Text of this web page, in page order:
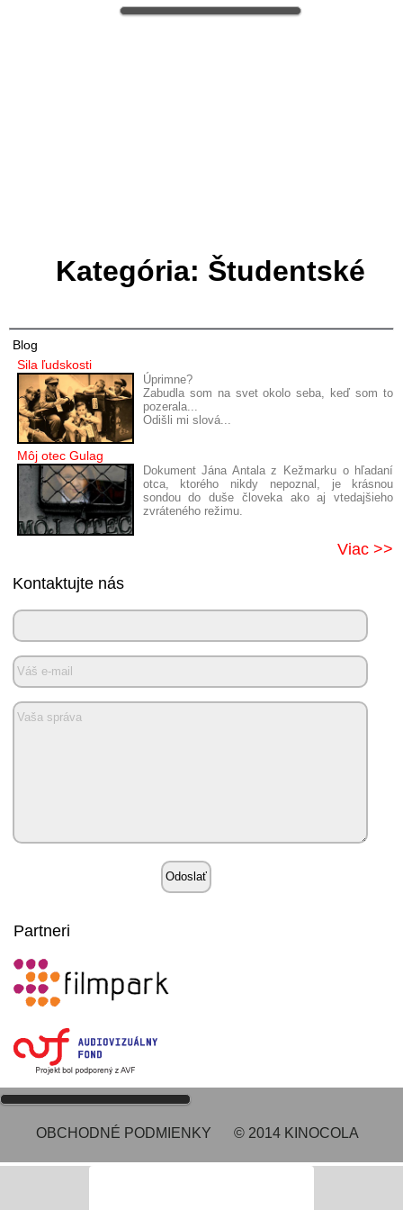
Kategória: Študentské
Blog
Sila ľudskosti
Úprimne?
Zabudla som na svet okolo seba, keď som to
pozerala...
Odišli mi slová...
Môj otec Gulag
Dokument Jána Antala z Kežmarku o hľadaní
otca, ktorého nikdy nepoznal, je krásnou
sondou do duše človeka ako aj vtedajšieho
zvráteného režimu.
Viac >>
Kontaktujte nás
Partneri
OBCHODNÉ PODMIENKY © 2014 KINOCOLA